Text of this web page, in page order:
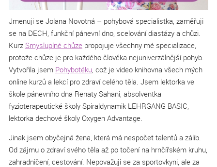
Jmenuji se Jolana Novotná – pohybová specialistka, zaměřuji
se na DECH, funkční pánevní dno, scelování diastázy a chůzi.
Kurz Smysluplné chůzepropojuje všechny mé specializace,
protože chůze je pro každého člověka nejuniverzálnější pohyb.
Vytvořila jsem Pohybotéku, což je video knihovna všech mých
online kurzů a lekcí pro zdraví celého těla. Jsem lektorka ve
škole pánevního dna Renaty Sahani, absolventka
fyzioterapeutické školy Spiraldynamik LEHRGANG BASIC,
lektorka dechové školy Oxygen Advantage.
Jinak jsem obyčejná žena, která má nespočet talentů a zálib.
Od zájmu o zdraví svého těla až po točení na hrnčířském kruhu,
zahradničení, cestování. Nepovažuji se za sportovkyni, ale za